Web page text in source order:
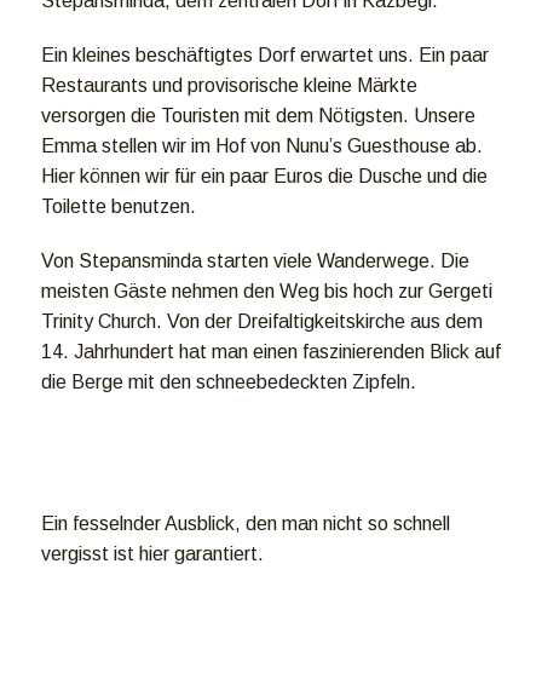
Ein kleines beschäftigtes Dorf erwartet uns. Ein paar
Restaurants und provisorische kleine Märkte
versorgen die Touristen mit dem Nötigsten. Unsere
Emma stellen wir im Hof von Nunu’s Guesthouse ab.
Hier können wir für ein paar Euros die Dusche und die
Toilette benutzen.
Von Stepansminda starten viele Wanderwege. Die
meisten Gäste nehmen den Weg bis hoch zur Gergeti
Trinity Church. Von der Dreifaltigkeitskirche aus dem
14. Jahrhundert hat man einen faszinierenden Blick auf
die Berge mit den schneebedeckten Zipfeln.
Ein fesselnder Ausblick, den man nicht so schnell
vergisst ist hier garantiert.